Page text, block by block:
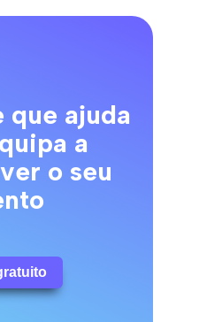
que ajuda
a
o seu